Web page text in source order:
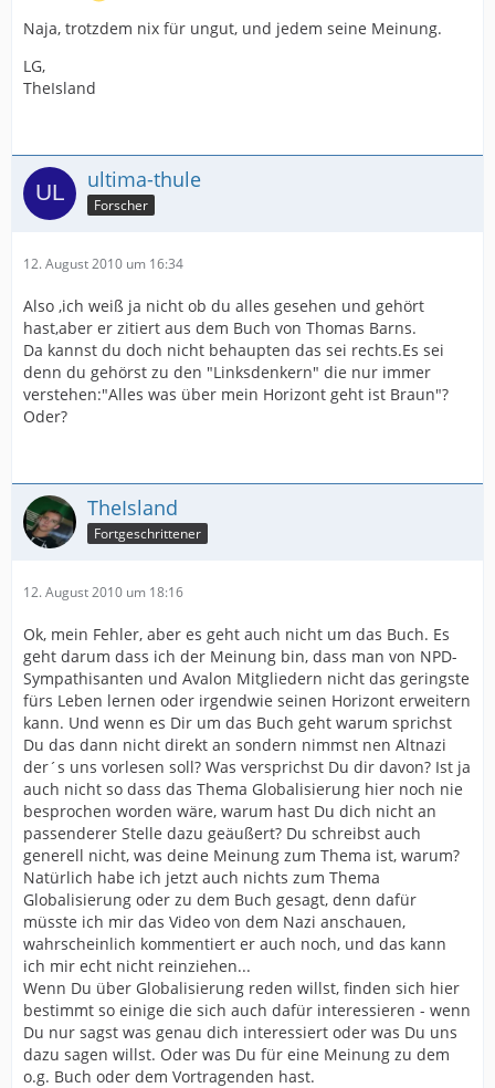
Naja, trotzdem nix für ungut, und jedem seine Meinung.
LG,
TheIsland
ultima-thule
Forscher
12. August 2010 um 16:34
Also ,ich weiß ja nicht ob du alles gesehen und gehört
hast,aber er zitiert aus dem Buch von Thomas Barns.
Da kannst du doch nicht behaupten das sei rechts.Es sei
denn du gehörst zu den "Linksdenkern" die nur immer
verstehen:"Alles was über mein Horizont geht ist Braun"?
Oder?
TheIsland
Fortgeschrittener
12. August 2010 um 18:16
Ok, mein Fehler, aber es geht auch nicht um das Buch. Es
geht darum dass ich der Meinung bin, dass man von NPD-
Sympathisanten und Avalon Mitgliedern nicht das geringste
fürs Leben lernen oder irgendwie seinen Horizont erweitern
kann. Und wenn es Dir um das Buch geht warum sprichst
Du das dann nicht direkt an sondern nimmst nen Altnazi
der´s uns vorlesen soll? Was versprichst Du dir davon? Ist ja
auch nicht so dass das Thema Globalisierung hier noch nie
besprochen worden wäre, warum hast Du dich nicht an
passenderer Stelle dazu geäußert? Du schreibst auch
generell nicht, was deine Meinung zum Thema ist, warum?
Natürlich habe ich jetzt auch nichts zum Thema
Globalisierung oder zu dem Buch gesagt, denn dafür
müsste ich mir das Video von dem Nazi anschauen,
wahrscheinlich kommentiert er auch noch, und das kann
ich mir echt nicht reinziehen...
Wenn Du über Globalisierung reden willst, finden sich hier
bestimmt so einige die sich auch dafür interessieren - wenn
Du nur sagst was genau dich interessiert oder was Du uns
dazu sagen willst. Oder was Du für eine Meinung zu dem
o.g. Buch oder dem Vortragenden hast.